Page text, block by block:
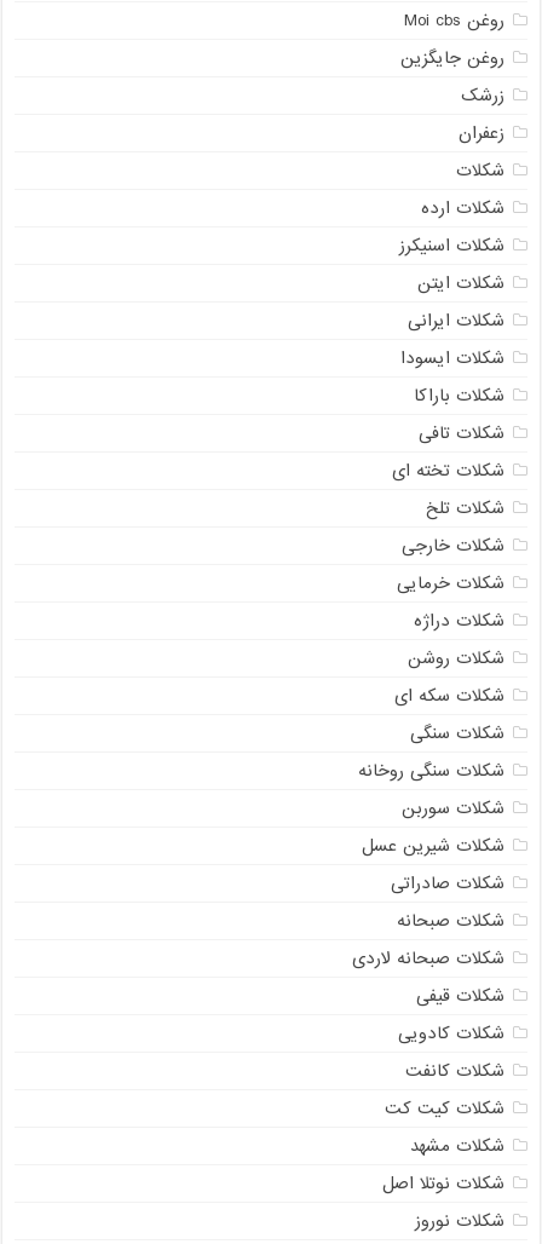
روغن Moi cbs
روغن جایگزین
زرشک
زعفران
شکلات
شکلات ارده
شکلات اسنیکرز
شکلات ایتن
شکلات ایرانی
شکلات ایسودا
شکلات باراکا
شکلات تافی
شکلات تخته ای
شکلات تلخ
شکلات خارجی
شکلات خرمایی
شکلات دراژه
شکلات روشن
شکلات سکه ای
شکلات سنگی
شکلات سنگی روخانه
شکلات سوربن
شکلات شیرین عسل
شکلات صادراتی
شکلات صبحانه
شکلات صبحانه لاردی
شکلات قیفی
شکلات کادویی
شکلات کانفت
شکلات کیت کت
شکلات مشهد
شکلات نوتلا اصل
شکلات نوروز